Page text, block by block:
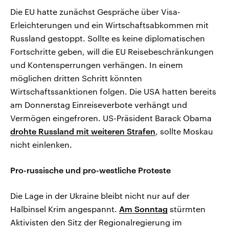
Die EU hatte zunächst Gespräche über Visa-
Erleichterungen und ein Wirtschaftsabkommen mit
Russland gestoppt. Sollte es keine diplomatischen
Fortschritte geben, will die EU Reisebeschränkungen
und Kontensperrungen verhängen. In einem
möglichen dritten Schritt könnten
Wirtschaftssanktionen folgen. Die USA hatten bereits
am Donnerstag Einreiseverbote verhängt und
Vermögen eingefroren. US-Präsident Barack Obama
drohte Russland mit weiteren Strafen, sollte Moskau
nicht einlenken.
Pro-russische und pro-westliche Proteste
Die Lage in der Ukraine bleibt nicht nur auf der
Halbinsel Krim angespannt. Am Sonntag stürmten
Aktivisten den Sitz der Regionalregierung im